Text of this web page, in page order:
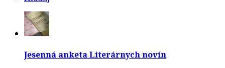
Jesenná anketa Literárnych novín